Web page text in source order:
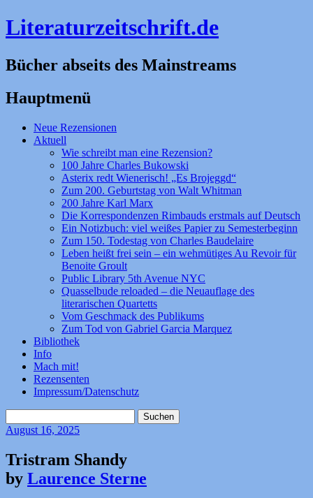
Literaturzeitschrift.de
Bücher abseits des Mainstreams
Hauptmenü
Zum
Inhalt
Neue Rezensionen
Aktuell
Wie schreibt man eine Rezension?
100 Jahre Charles Bukowski
Asterix redt Wienerisch! „Es Brojeggd“
Zum 200. Geburtstag von Walt Whitman
200 Jahre Karl Marx
Die Korrespondenzen Rimbauds erstmals auf Deutsch
Ein Notizbuch: viel weißes Papier zu Semesterbeginn
Zum 150. Todestag von Charles Baudelaire
Leben heißt frei sein – ein wehmütiges Au Revoir für
Benoite Groult
Public Library 5th Avenue NYC
Quasselbude reloaded – die Neuauflage des
literarischen Quartetts
Vom Geschmack des Publikums
Zum Tod von Gabriel Garcia Marquez
Bibliothek
Info
Mach mit!
Rezensenten
Impressum/Datenschutz
nach:
August 16, 2025
Tristram Shandy
by Laurence Sterne